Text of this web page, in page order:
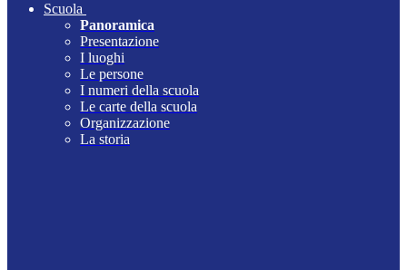
Scuola
Panoramica
Presentazione
I luoghi
Le persone
I numeri della scuola
Le carte della scuola
Organizzazione
La storia